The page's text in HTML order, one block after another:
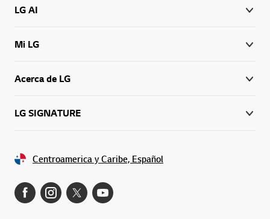
LG AI
Mi LG
Acerca de LG
LG SIGNATURE
Centroamerica y Caribe, Español